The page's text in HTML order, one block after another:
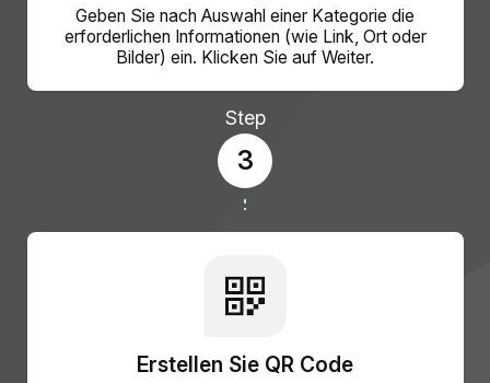
Geben Sie nach Auswahl einer Kategorie die
erforderlichen Informationen (wie Link, Ort oder
Bilder) ein. Klicken Sie auf Weiter.
Step
3
Erstellen Sie QR Code